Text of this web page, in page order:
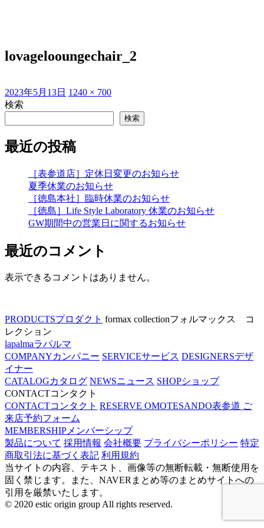
lovagelooungechair_2
投
稿
2023年5月13日 フ
イ
ズ
1240 × 700
検索
検索
最近の投稿
［表参道店］定休日変更のお知らせ
夏季休業のお知らせ
［徳島本社］臨時休業のお知らせ
［徳島］Life Style Laboratory 休業のお知らせ
GW期間中の営業日に関するお知らせ
最近のコメント
表示できるコメントはありません。
PRODUCTSプロダクト formax collectionフォルマックス コ
レクション
lapalmaラパルマ
COMPANYカンパニー SERVICEサービス DESIGNERSデザ
イナー
CATALOGカタログ NEWSニュース SHOPショップ
CONTACTコンタクト
CONTACTコンタクト RESERVE OMOTESANDO表参道 ご
来店予約フォーム
MEMBERSHIPメンバーシップ
製品について 採用情報 会社概要 プライバシーポリシー 特定
商取引法に基づく表記 利用規約
当サイトの内容、テキスト、画像等の無断転載・無断使用を
固く禁じます。また、NAVERまとめ等のまとめサイトへの
引用を厳禁いたします。
© 2020 estic origin group All rights reserved.